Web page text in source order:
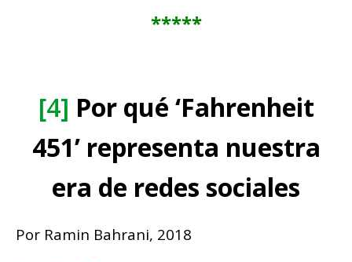
*****
[4] Por qué ‘Fahrenheit
451’ representa nuestra
era de redes sociales
Por Ramin Bahrani, 2018